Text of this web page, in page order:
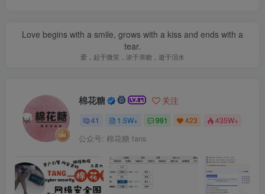
Love begins with a smile, grows with a kiss and ends with a
tear.
爱，起于微笑，浓于亲吻，逝于泪水
棉花糖 关注
41 1.5W+ 991 423 435W+
公众号: 棉花糖 fans